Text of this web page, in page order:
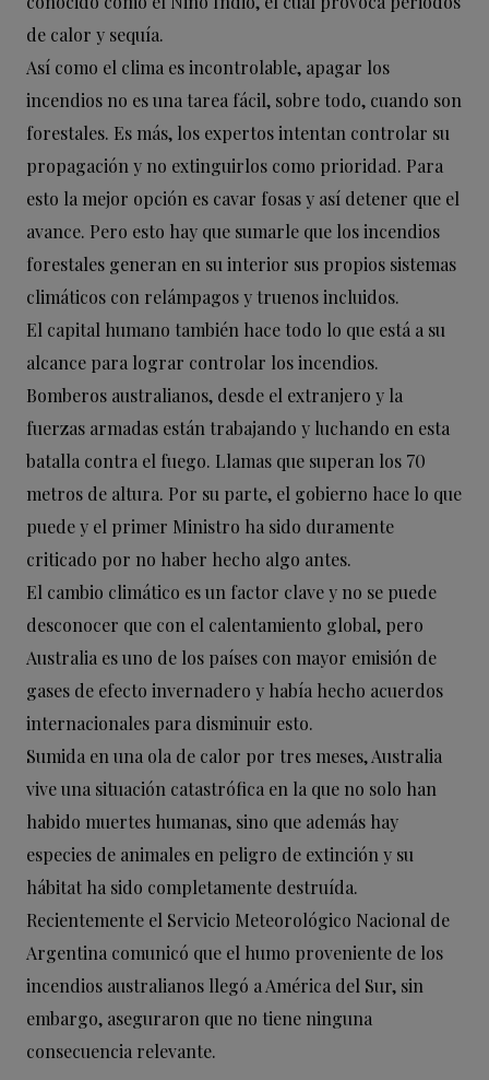
de calor y sequía.
Así como el clima es incontrolable, apagar los
incendios no es una tarea fácil, sobre todo, cuando son
forestales. Es más, los expertos intentan controlar su
propagación y no extinguirlos como prioridad. Para
esto la mejor opción es cavar fosas y así detener que el
avance. Pero esto hay que sumarle que los incendios
forestales generan en su interior sus propios sistemas
climáticos con relámpagos y truenos incluidos.
El capital humano también hace todo lo que está a su
alcance para lograr controlar los incendios.
Bomberos australianos, desde el extranjero y la
fuerzas armadas están trabajando y luchando en esta
batalla contra el fuego. Llamas que superan los 70
metros de altura. Por su parte, el gobierno hace lo que
puede y el primer Ministro ha sido duramente
criticado por no haber hecho algo antes.
El cambio climático es un factor clave y no se puede
desconocer que con el calentamiento global, pero
Australia es uno de los países con mayor emisión de
gases de efecto invernadero y había hecho acuerdos
internacionales para disminuir esto.
Sumida en una ola de calor por tres meses, Australia
vive una situación catastrófica en la que no solo han
habido muertes humanas, sino que además hay
especies de animales en peligro de extinción y su
hábitat ha sido completamente destruída.
Recientemente el Servicio Meteorológico Nacional de
Argentina comunicó que el humo proveniente de los
incendios australianos llegó a América del Sur, sin
embargo, aseguraron que no tiene ninguna
consecuencia relevante.